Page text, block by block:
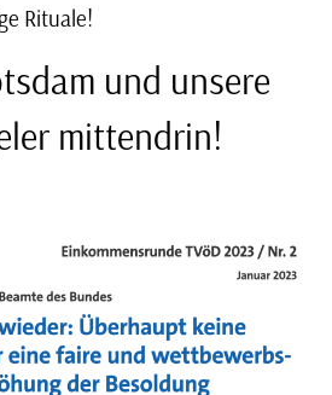
Rituale!
und unsere
mittendrin!